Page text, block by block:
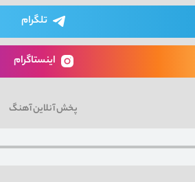
تلگرام
اینستاگرام
پخش آنلاین آهنگ